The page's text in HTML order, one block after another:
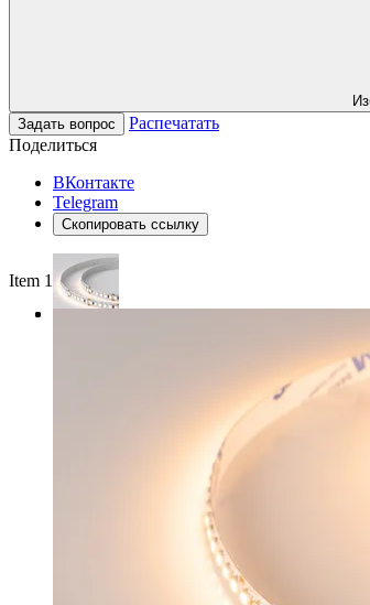
Задать вопрос
Распечатать
Поделиться
ВКонтакте
Telegram
Скопировать ссылку
Item 1 of 3